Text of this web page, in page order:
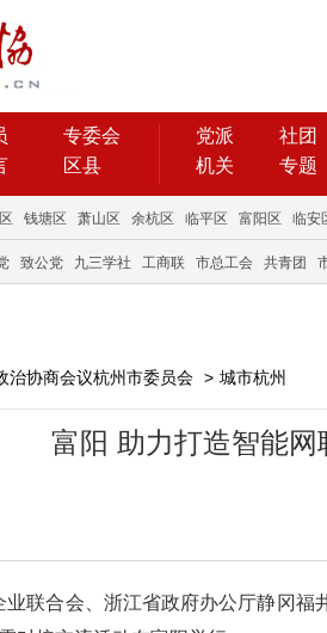
专委会
区县
党派 社团
机关
专题
钱塘区 萧山区 余杭区 临平区 富阳区 临安
致公党 九三学社 工商联 市总工会 共青团
治协商会议杭州市委员会 > 城市杭州
富阳 助力打造智能网
联合会、浙江省政府办公厅静冈